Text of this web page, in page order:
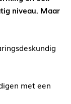
niveau. Maar
met een